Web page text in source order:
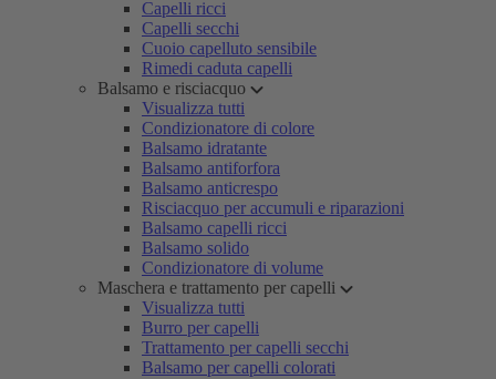
Capelli ricci
Capelli secchi
Cuoio capelluto sensibile
Rimedi caduta capelli
Balsamo e risciacquo
Visualizza tutti
Condizionatore di colore
Balsamo idratante
Balsamo antiforfora
Balsamo anticrespo
Risciacquo per accumuli e riparazioni
Balsamo capelli ricci
Balsamo solido
Condizionatore di volume
Maschera e trattamento per capelli
Visualizza tutti
Burro per capelli
Trattamento per capelli secchi
Balsamo per capelli colorati